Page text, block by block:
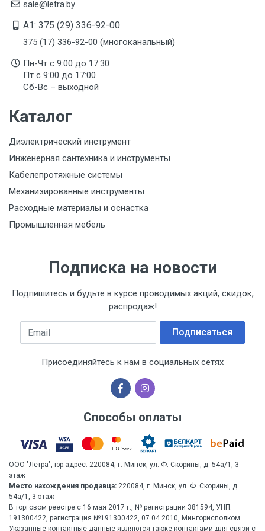
sale@letra.by
A1: 375 (29) 336-92-00
375 (17) 336-92-00 (многоканальный)
Пн-Чт с 9:00 до 17:30
Пт с 9:00 до 17:00
Сб-Вс – выходной
Каталог
Диэлектрический инструмент
Инженерная сантехника и инструменты
Кабелепротяжные системы
Механизированные инструменты
Расходные материалы и оснастка
Промышленная мебель
Подписка на новости
Подпишитесь и будьте в курсе проводимых акций, скидок,
распродаж!
Email Подписаться
Присоединяйтесь к нам в социальных сетях
Способы оплаты
ООО "Летра", юр.адрес: 220084, г. Минск, ул. Ф. Скорины, д. 54а/1, 3
этаж
Место нахождения продавца: 220084, г. Минск, ул. Ф. Скорины, д.
54а/1, 3 этаж
В торговом реестре с 16 мая 2017 г., № регистрации 381594, УНП:
191300422, регистрация №191300422, 07.04.2010, Мингорисполком.
Указанные контактные данные являются также контактами для связи с